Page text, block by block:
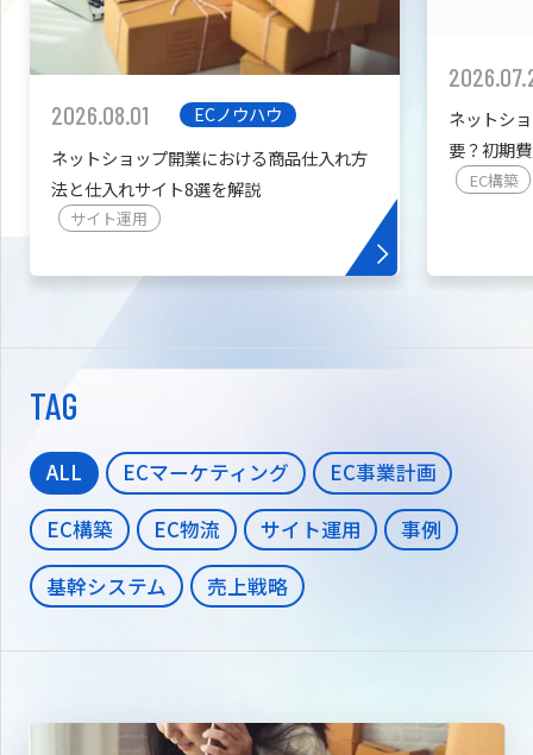
カスタマイズ開発
2026.08.01
ECノウハウ
ネットショップ開業における商品仕入れ方
法と仕入れサイト8選を解説
サイト運用
ネットシ
要？初期
を紹介
EC構築
TAG
ALL ECマーケティング
EC事業計画
EC構築
EC物流 サイト運用
事例
基幹システム
売上戦略